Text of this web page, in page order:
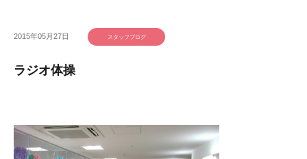
2015年05月27日 スタッフブログ
ラジオ体操